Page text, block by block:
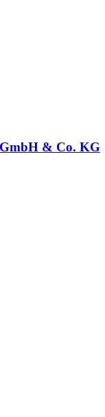
& Co. KG